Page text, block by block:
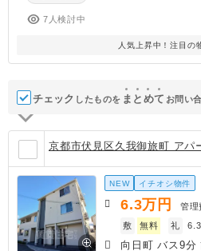
7人検討中
人気上昇中！注目の
チェック したものを ま と めて お問い
京都市伏見区久我御旅町 アパ
NEW イチオシ物件
6.3万円 管理
敷
無料 礼
向日町 バス9分